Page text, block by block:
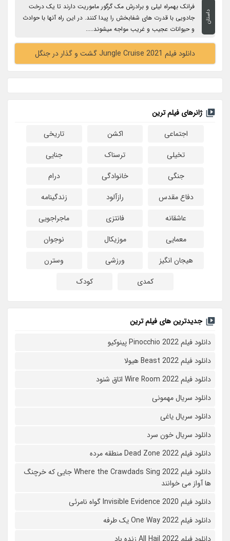
داستان
فرانک بهمراه لیلی و برادرش مک گرگور ماموریت دارند تا یک درخت
جادویی با قدرت های شفابخش را پیدا کنند. در این راه آنها با حوادث
و حیوانات عجیب و غریب مواجه میشوند.....
دانلود فیلم Jungle Cruise 2021 گشت و گذار در جنگل
ژانرهای فیلم ترین
اجتماعی
اکشن
تاریخی
تخیلی
ترسناک
جنایی
جنگی
خانوادگی
درام
دفاع مقدس
رازآلود
زندگینامه
عاشقانه
فانتزی
ماجراجویی
معمایی
موزیکال
نوجوان
هیجان انگیز
ورزشی
وسترن
کمدی
کودک
جدیدترین های فیلم ترین
دانلود فیلم Pinocchio 2022 پینوکیو
دانلود فیلم Beast 2022 هیولا
دانلود فیلم Wire Room 2022 اتاق شنود
دانلود سریال مهمونی
دانلود سریال یاغی
دانلود سریال خون سرد
دانلود فیلم 2022 Dead Zone منطقه مرده
دانلود فیلم Where the Crawdads Sing 2022 جایی که خرچنگ
ها آواز می خوانند
دانلود فیلم 2020 Invisible Evidence گواه نامرئی
دانلود فیلم One Way 2022 یک طرفه